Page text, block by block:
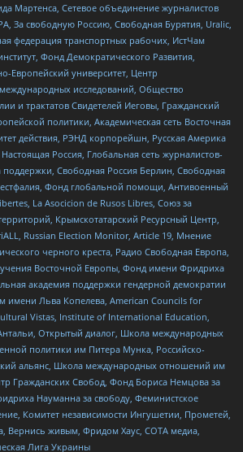
Мартенса, Сетевое объединение журналистов
За свободную Россию, Свободная Бурятия, Uralic,
федерация транспортных рабочих, ИстЧам
Фонд Демократического Развития,
Европейский университет, Центр
исследований, Общество
и трактатов Свидетелей Иеговы, Гражданский
политики, Академическая сеть Восточная
действия, РЭНД корпорейшн, Русская Америка
Россия, Глобальная сеть журналистов-
поддержки, Свободная Россия Берлин, Свободная
Фонд глобальной помощи, Антивоенный
La Asocicion de Rusos Libres, Союз за
Крымскотатарский Ресурсный Центр,
Russian Election Monitor, Article 19, Мнение
черного креста, Радио Свободная Европа,
Восточной Европы, Фонд имени Фридриха
академия поддержки гендерной демократии
имени Льва Копелева, American Councils for
Vistas, Institute of International Education,
Открытый диалог, Школа международных
политики им Питера Мунка, Российско-
альянс, Школа международных отношений им
Гражданских Свобод, Фонд Бориса Немцова за
Науманна за свободу, Феминистское
Комитет независимости Ингушетии, Прометей,
Вернись живым, Фридом Хаус, СОТА медиа,
Лига Украины